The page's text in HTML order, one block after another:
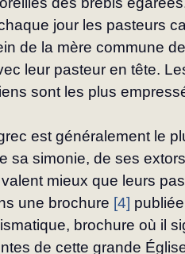
jour les pas­teurs
de la mère commune
leur pasteur en tête.
sont les plus
est généralement le
sa simonie, de ses
mieux que leurs
une brochure [4]
brochure où il
de cette grande